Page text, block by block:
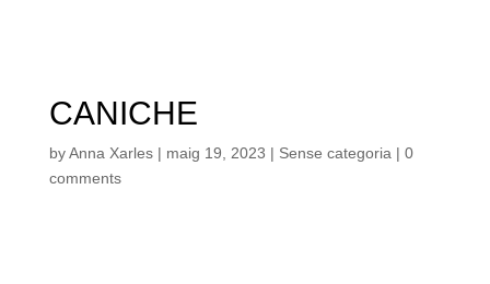
CANICHE
byAnna Xarles| maig 19, 2023 | Sense categoria | 0
comments